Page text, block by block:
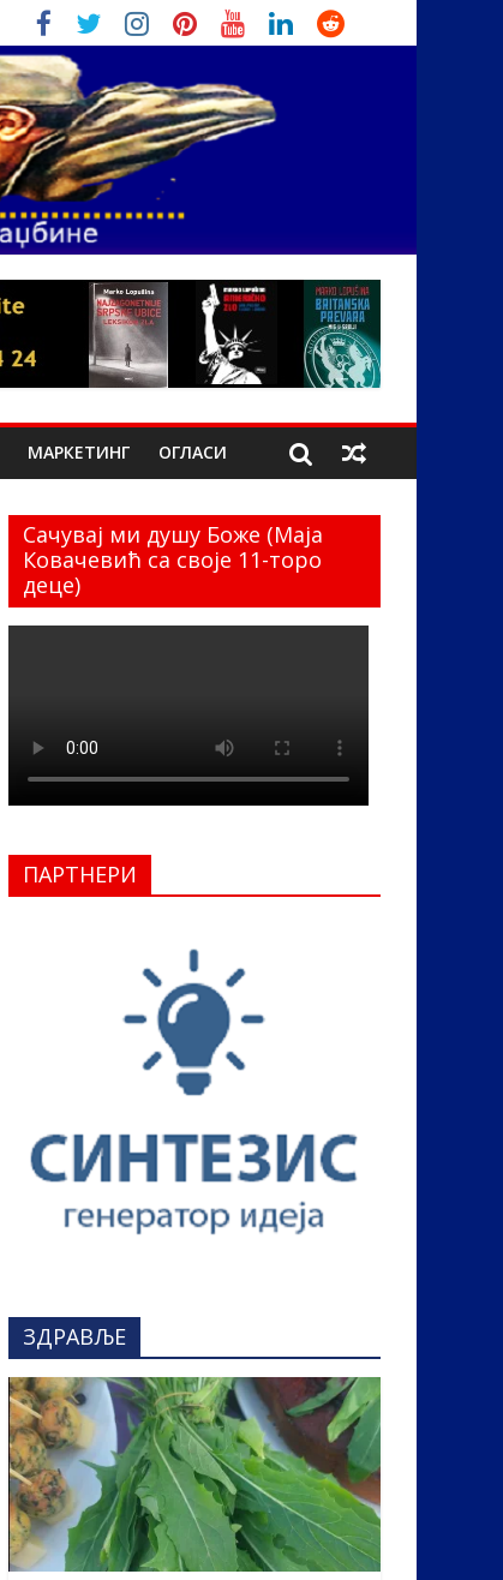
МАРКЕТИНГ ОГЛАСИ
Сачувај ми душу Боже (Маја
Ковачевић са своје 11-торо
деце)
ПАРТНЕРИ
ЗДРАВЉЕ